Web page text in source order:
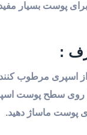
:
اسپری مرطوب
روی سطح پوست
پوست ماساژ دهید.